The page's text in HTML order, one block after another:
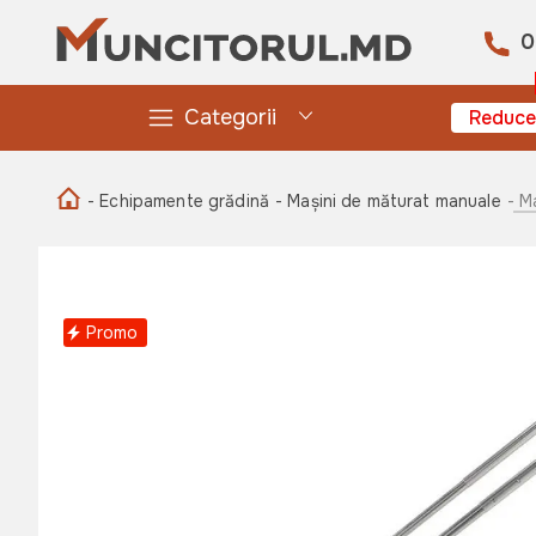
Categorii
- Echipamente grădină - Mașini de măturat manuale -
Promo